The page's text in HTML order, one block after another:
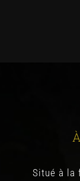
Situé à la